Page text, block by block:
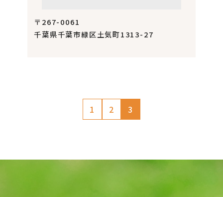
〒267-0061
千葉県千葉市緑区土気町1313-27
1 2 3